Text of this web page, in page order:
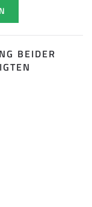
BEIDER